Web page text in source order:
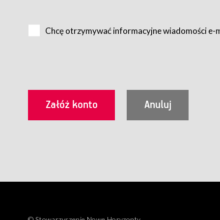
Usługobiorca przed rozpoczęciem korzystania z
utrwalenie i wydrukowanie.
§ 3
Korzystanie ze wszystkich aplikacji Serwisu może być
Chcę otrzymywać informacyjne wiadomości e-